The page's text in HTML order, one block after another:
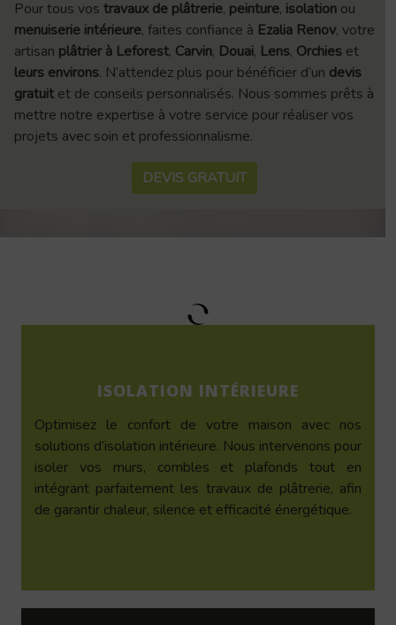
Pour tous vos travaux de plâtrerie, peinture, isolation ou
menuiserie intérieure, faites confiance à Ezalia Renov, votre
artisan plâtrier à Leforest, Carvin, Douai, Lens, Orchies et
leurs environs. N’attendez plus pour bénéficier d’un devis
gratuit et de conseils personnalisés. Nous sommes prêts à
mettre notre expertise à votre service pour réaliser vos
projets avec soin et professionnalisme.
DEVIS GRATUIT
ISOLATION INTÉRIEURE
Optimisez le confort de votre maison avec nos
solutions d’isolation intérieure. Nous intervenons pour
isoler vos murs, combles et plafonds tout en
intégrant parfaitement les travaux de plâtrerie, afin
de garantir chaleur, silence et efficacité énergétique.